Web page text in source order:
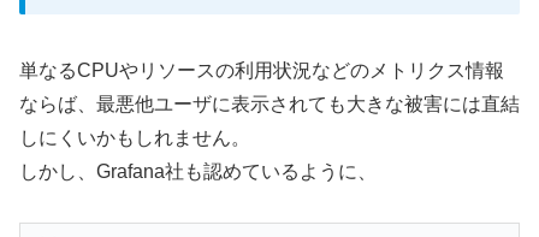
単なるCPUやリソースの利用状況などのメトリクス情報
ならば、最悪他ユーザに表示されても大きな被害には直結
しにくいかもしれません。
しかし、Grafana社も認めているように、